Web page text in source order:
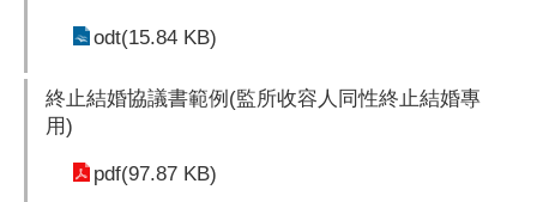
odt(15.84 KB)
終止結婚協議書範例(監所收容人同性終止結婚專
用)
pdf(97.87 KB)